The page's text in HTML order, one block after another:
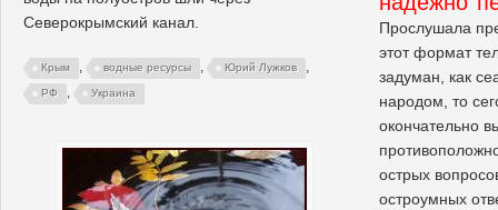
Северокрымский канал.
Крым , водные ресурсы , Юрий Лужков ,
РФ , Украина
Прослушала
этот формат
задуман, как
народом, то
окончательно
острых
остроумных